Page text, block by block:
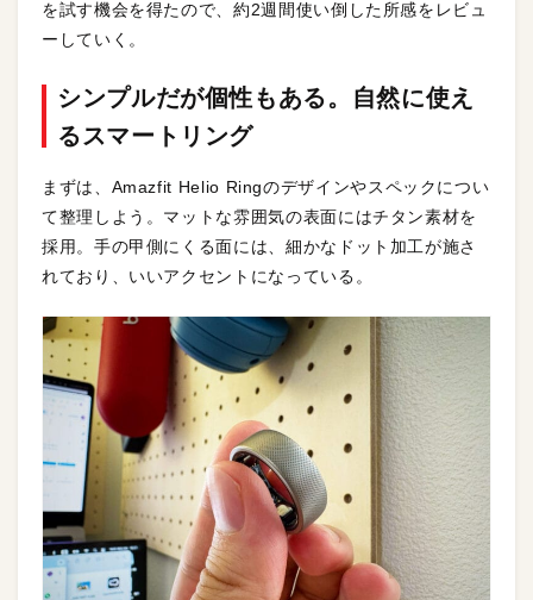
を試す機会を得たので、約2週間使い倒した所感をレビュ
ーしていく。
シンプルだが個性もある。自然に使え
るスマートリング
まずは、Amazfit Helio Ringのデザインやスペックについ
て整理しよう。マットな雰囲気の表面にはチタン素材を
採用。手の甲側にくる面には、細かなドット加工が施さ
れており、いいアクセントになっている。